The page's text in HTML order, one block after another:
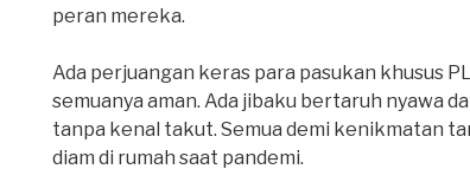
peran mereka.
Ada perjuangan keras para pasukan khusus
semuanya aman. Ada jibaku bertaruh nyawa
tanpa kenal takut. Semua demi kenikmatan
diam di rumah saat pandemi.